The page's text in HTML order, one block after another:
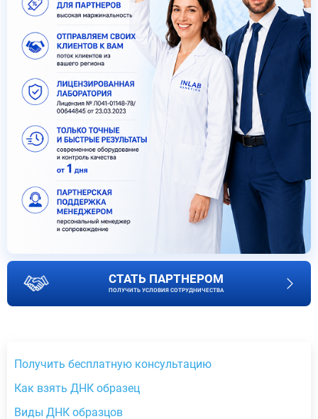
СТАТЬ ПАРТНЕРОМ
ПОЛУЧИТЬ УСЛОВИЯ СОТРУДНИЧЕСТВА
Получить бесплатную консультацию
Как взять ДНК образец
Виды ДНК образцов